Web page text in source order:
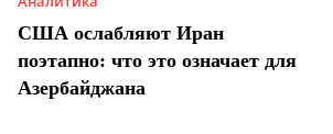
США ослабляют Иран
поэтапно: что это означает для
Азербайджана